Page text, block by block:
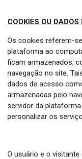
COOKIES OU
Os cookies referem-
plataforma ao
ficam armazenados,
navegação no site.
dados de acesso
armazenadas pelo
servidor da
personalizar os
O usuário e o